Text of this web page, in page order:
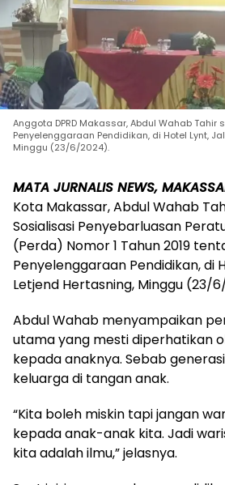
Anggota DPRD Makassar, Abdul Wahab Tahir
Penyelenggaraan Pendidikan, di Hotel Lynt,
Minggu (23/6/2024).
MATA JURNALIS NEWS,
Kota Makassar, Abdul Wahab
Sosialisasi Penyebarluasan
(Perda) Nomor 1 Tahun 2019
Penyelenggaraan Pendidikan, di
Letjend Hertasning, Minggu (23/
Abdul Wahab menyampaikan
utama yang mesti diperhatikan
kepada anaknya. Sebab
keluarga di tangan anak.
“Kita boleh miskin tapi jangan
kepada anak-anak kita. Jadi
kita adalah ilmu,” jelasnya.